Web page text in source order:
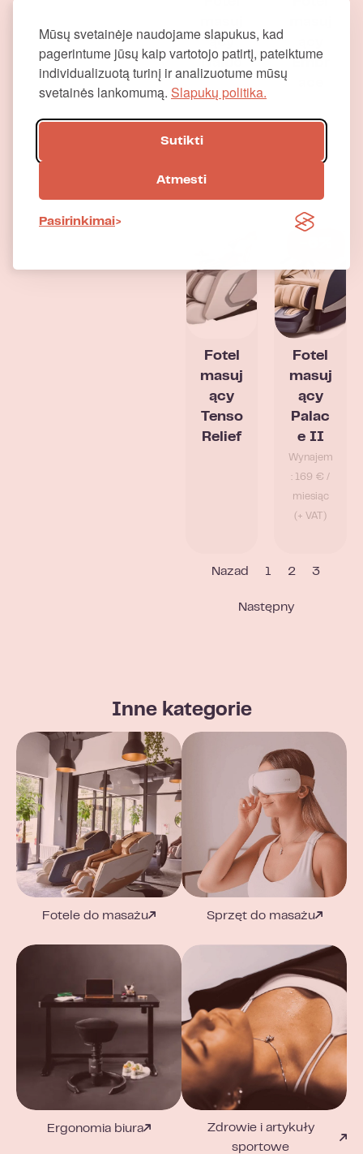
Mūsų svetainėje naudojame slapukus, kad
pagerintume jūsų kaip vartotojo patirtį, pateiktume
individualizuotą turinį ir analizuotume mūsų
svetainės lankomumą. Slapukų politika.
Sutikti
Atmesti
Pasirinkimai
ący
Naipo
: 159 € /
miesiąc
: 299 € /
(+ VAT)
Fotel
masuj
ący
Tenso
Relief
Fotel
masuj
ący
Palac
e II
Wynajem
: 169 € /
miesiąc
(+ VAT)
Nazad 1 2 3
Następny
Inne kategorie
Fotele do masażu Sprzęt do masażu
Ergonomia biura
Zdrowie i artykuły
sportowe